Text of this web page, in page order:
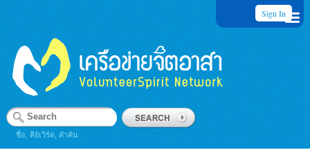
Sign In
ชื่อ, คีย์เวิร์ด, คำค้น